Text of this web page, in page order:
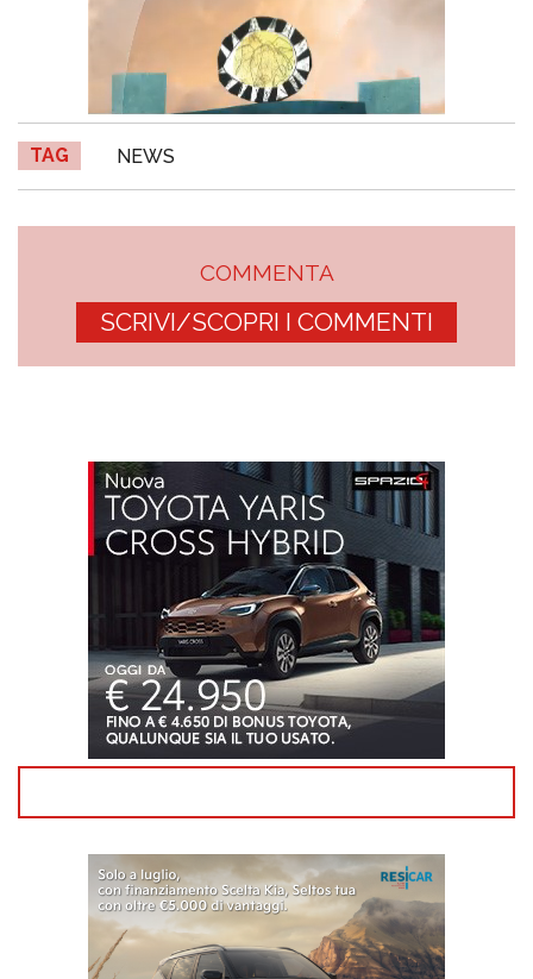
TAG NEWS
COMMENTA
SCRIVI/SCOPRI I COMMENTI